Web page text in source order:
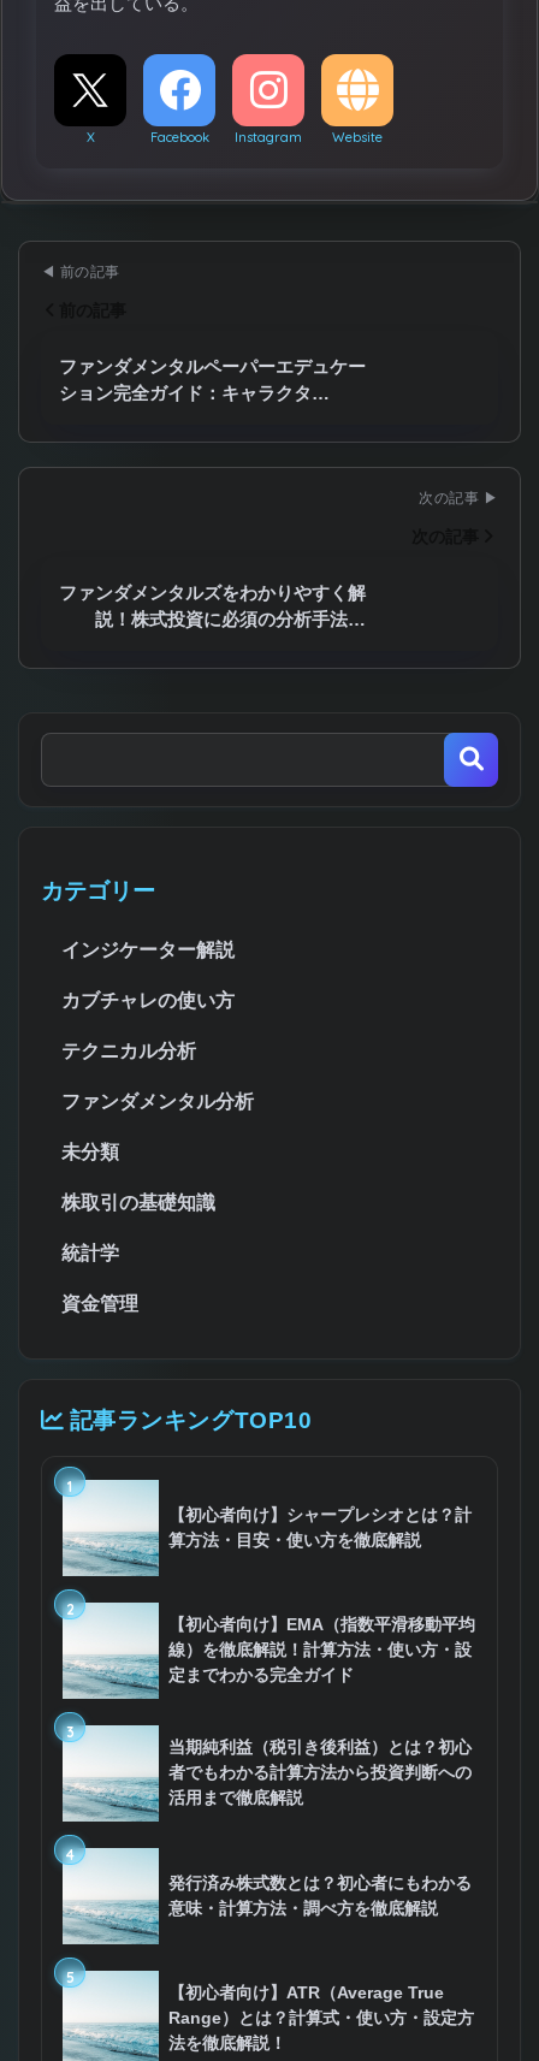
X Facebook Instagram Website
ファンダメンタルペーパーエデュケー
ション完全ガイド：キャラクタ…
ファンダメンタルズをわかりやすく解
説！株式投資に必須の分析手法…
カテゴリー
インジケーター解説
カブチャレの使い方
テクニカル分析
ファンダメンタル分析
未分類
株取引の基礎知識
統計学
資金管理
記事ランキングTOP10
1
【初心者向け】シャープレシオとは？計
算方法・目安・使い方を徹底解説
2
【初心者向け】EMA（指数平滑移動平均
線）を徹底解説！計算方法・使い方・設
定までわかる完全ガイド
3
当期純利益（税引き後利益）とは？初心
者でもわかる計算方法から投資判断への
活用まで徹底解説
4
発行済み株式数とは？初心者にもわかる
意味・計算方法・調べ方を徹底解説
5
【初心者向け】ATR（Average True
Range）とは？計算式・使い方・設定方
法を徹底解説！